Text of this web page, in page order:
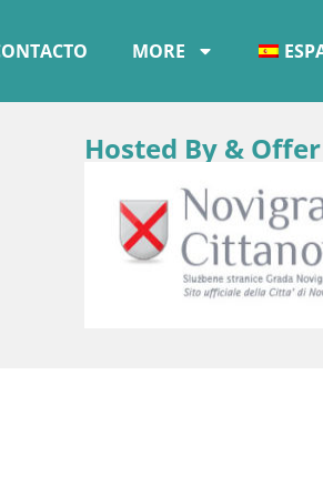
MORE
Hosted By & Offer